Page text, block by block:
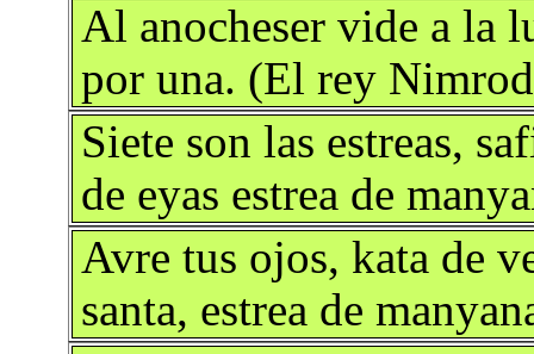
Al anocheser vide a la
por una. (El rey
Siete son las estreas,
de eyas estrea de
Avre tus ojos, kata de
santa, estrea de